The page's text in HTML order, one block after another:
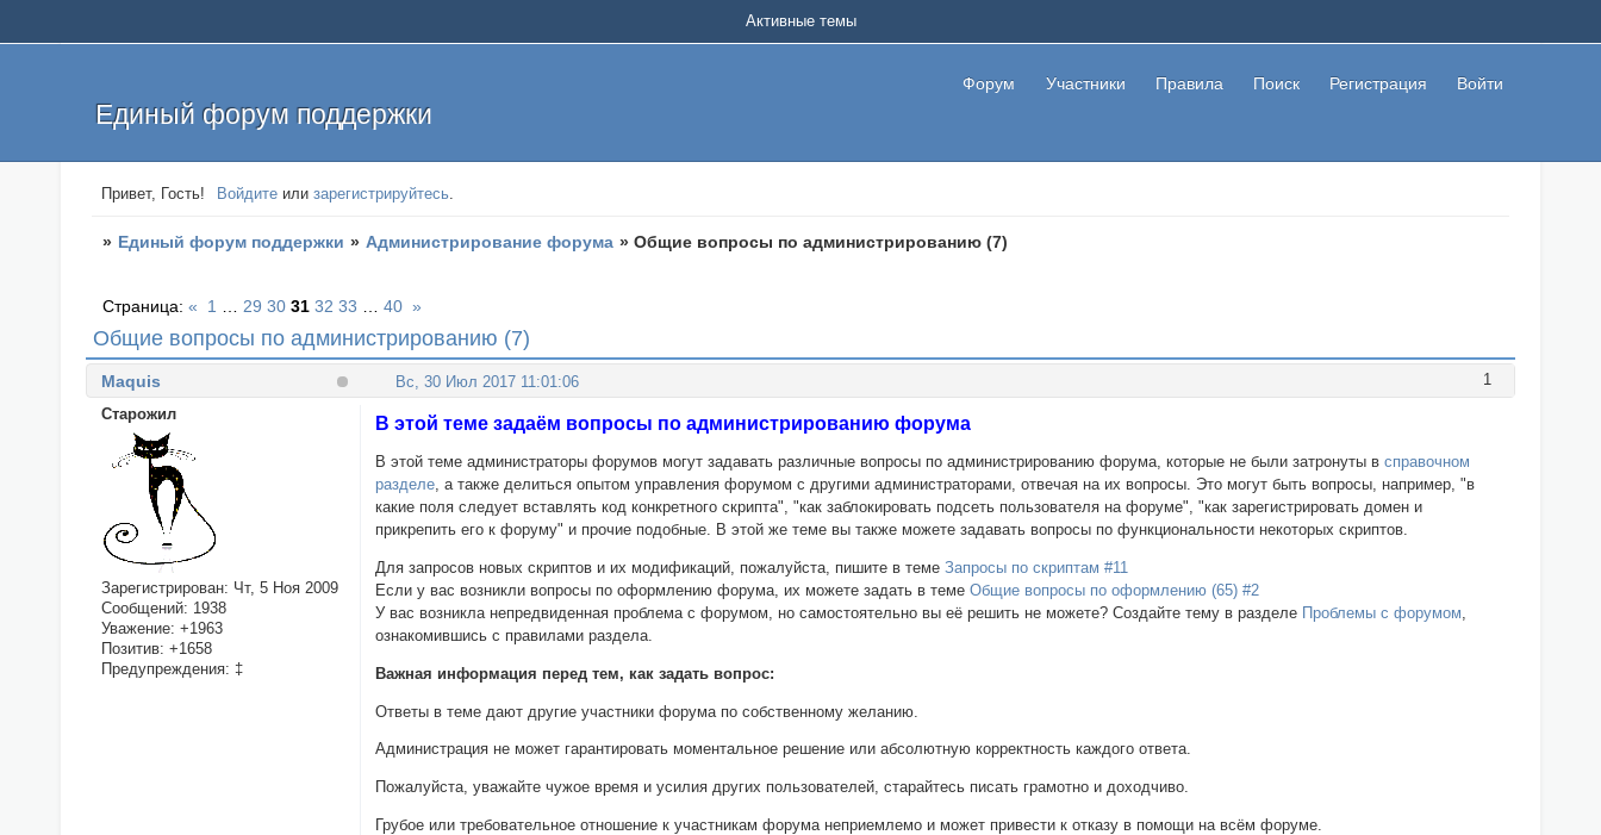
Единый форум поддержки
Форум Участники Правила Поиск Регистрация Войти
Активные темы
Привет, Гость! Войдите илизарегистрируйтесь.
» Единый форум поддержки » Администрирование форума »Общие вопросы по администрированию (7)
Общие вопросы по администрированию (7)
Страница:« 1 29 30 31 32 33 40 »
1
Вс, 30 Июл 2017 11:01:06
Maquis
Cтарожил
Зарегистрирован: Чт, 5 Ноя 2009
Сообщений: 1938
Уважение: +1963
Позитив: +1658
Предупреждения: ‡
В этой теме задаём вопросы по администрированию форума
В этой теме администраторы форумов могут задавать различные вопросы по администрированию форума, которые не были затронуты всправочном
разделе, а также делиться опытом управления форумом с другими администраторами, отвечая на их вопросы. Это могут быть вопросы, например, "в
какие поля следует вставлять код конкретного скрипта", "как заблокировать подсеть пользователя на форуме", "как зарегистрировать домен и
прикрепить его к форуму" и прочие подобные. В этой же теме вы также можете задавать вопросы по функциональности некоторых скриптов.
Для запросов новых скриптов и их модификаций, пожалуйста, пишите в темеЗапросы по скриптам #11
Если у вас возникли вопросы по оформлению форума, их можете задать в темеОбщие вопросы по оформлению (65) #2
У вас возникла непредвиденная проблема с форумом, но самостоятельно вы её решить не можете? Создайте тему в разделе Проблемы с форумом,
ознакомившись с правилами раздела.
Важная информация перед тем, как задать вопрос:
Ответы в теме дают другие участники форума по собственному желанию.
Администрация не может гарантировать моментальное решение или абсолютную корректность каждого ответа.
Пожалуйста, уважайте чужое время и усилия других пользователей, старайтесь писать грамотно и доходчиво.
Грубое или требовательное отношение к участникам форума неприемлемо и может привести к отказу в помощи на всём форуме.